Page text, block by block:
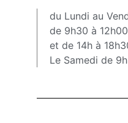
du Lundi au
de 9h30 à 12h00
et de 14h à
Le Samedi de